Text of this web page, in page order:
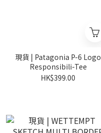
現貨 | Patagonia P-6 Logo
Responsibili-Tee
HK$399.00